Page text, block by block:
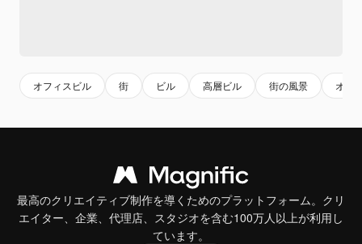
オフィスビル 街 ビル 高層ビル 街の風景 オフ
最高のクリエイティブ制作を導くためのプラットフォーム。クリ
エイター、企業、代理店、スタジオを含む100万人以上が利用し
ています。